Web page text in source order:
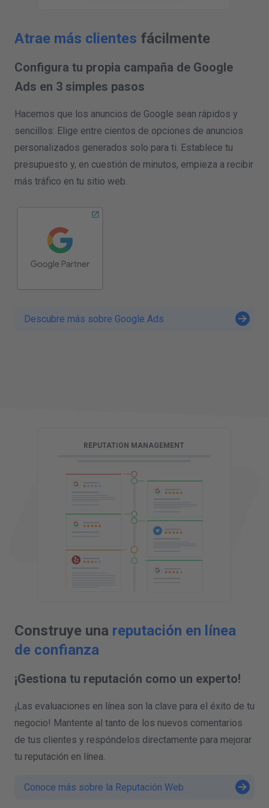
Atrae más clientes fácilmente
Configura tu propia campaña de Google
Ads en 3 simples pasos
Hacemos que los anuncios de Google sean rápidos y
sencillos: Elige entre cientos de opciones de anuncios
personalizados generados solo para ti. Establece tu
presupuesto y, en cuestión de minutos, empieza a recibir
más tráfico en tu sitio web.
Descubre más sobre Google Ads
Construye una reputación en línea
de confianza
¡Gestiona tu reputación como un experto!
¡Las evaluaciones en línea son la clave para el éxito de tu
negocio! Mantente al tanto de los nuevos comentarios
de tus clientes y respóndelos directamente para mejorar
tu reputación en línea.
REPUTATION MANAGEMENT
Conoce más sobre la Reputación Web